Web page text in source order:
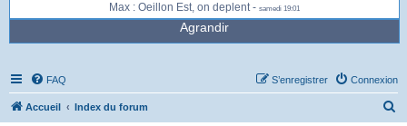
Max : Oeillon Est, on deplent - samedi 19:01
Agrandir
FAQ Connexion
S’enregistrer
Accueil Index du forum